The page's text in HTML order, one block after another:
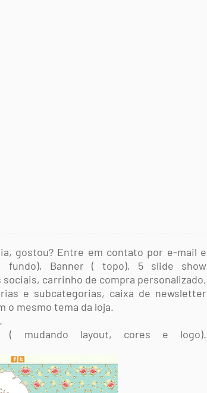
gostou? Entre em contato por e-mail e
fundo), Banner ( topo), 5 slide show
carrinho de compra personalizado,
e subcategorias, caixa de newsletter
o mesmo tema da loja.
( mudando layout, cores e logo).